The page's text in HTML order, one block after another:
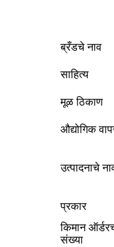
ब्रँडचे नाव
साहित्य
मूळ ठिकाण
औद्योगिक
उत्पादनाचे
प्रकार
किमान
संख्या